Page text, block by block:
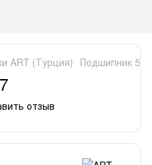
ART (Турция) Подшипник
отзыв